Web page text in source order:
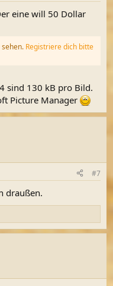
eine will 50 Dollar
Registriere dich bitte
sind 130 kB pro Bild.
Picture Manager
#7
draußen.